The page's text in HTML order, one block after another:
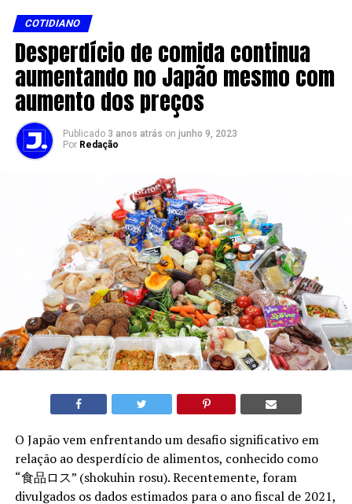
COTIDIANO
Desperdício de comida continua
aumentando no Japão mesmo com
aumento dos preços
Publicado 3 anos atrás on junho 9, 2023
Por Redação
O Japão vem enfrentando um desafio significativo em
relação ao desperdício de alimentos, conhecido como
“食品ロス” (shokuhin rosu). Recentemente, foram
divulgados os dados estimados para o ano fiscal de 2021,